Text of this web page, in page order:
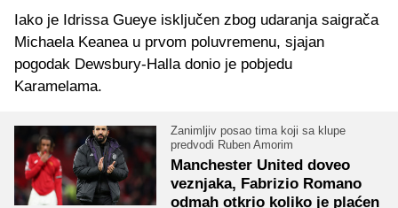
Iako je Idrissa Gueye isključen zbog udaranja saigrača
Michaela Keanea u prvom poluvremenu, sjajan
pogodak Dewsbury-Halla donio je pobjedu
Karamelama.
Zanimljiv posao tima koji sa klupe
predvodi Ruben Amorim
Manchester United doveo
veznjaka, Fabrizio Romano
odmah otkrio koliko je plaćen